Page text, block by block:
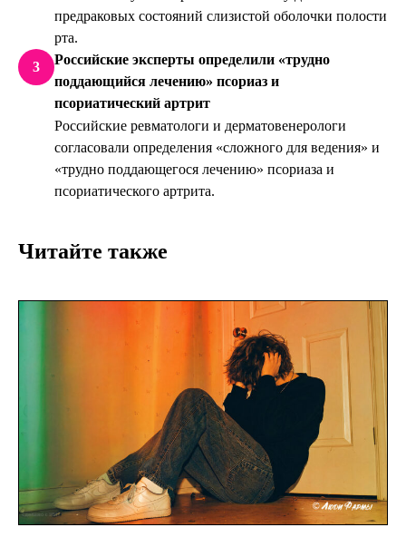
предраковых состояний слизистой оболочки полости
рта.
3
Российские эксперты определили «трудно
поддающийся лечению» псориаз и
псориатический артрит
Российские ревматологи и дерматовенерологи
согласовали определения «сложного для ведения» и
«трудно поддающегося лечению» псориаза и
псориатического артрита.
Читайте также